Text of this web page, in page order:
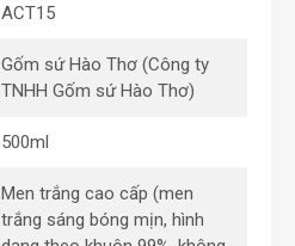
ACT15
Gốm sứ Hào Thơ (Công ty
TNHH Gốm sứ Hào Thơ)
500ml
Men trắng cao cấp (men
trắng sáng bóng mịn, hình